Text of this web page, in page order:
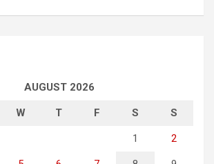
AUGUST 2026
W T F S S
1 2